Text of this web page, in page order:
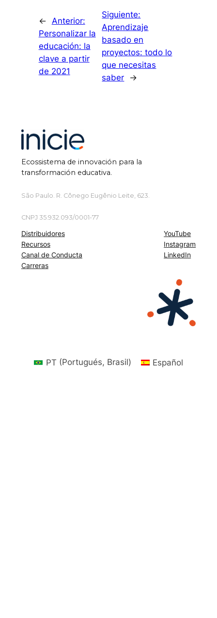
← Anterior:
Personalizar la
educación: la
clave a partir
de 2021
Siguiente:
Aprendizaje
basado en
proyectos: todo lo
que necesitas
saber
→
Ecossistema de innovación para la
transformación educativa.
São Paulo. R. Cônego Eugênio Leite, 623.
CNPJ 35.932.093/0001-77
Distribuidores
Recursos
Canal de Conducta
Carreras
YouTube
Instagram
LinkedIn
PT (Portugués, Brasil) Español